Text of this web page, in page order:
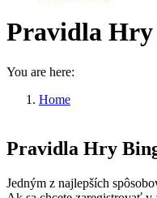
Pravidla Hry
You are here:
Home
Pravidla Hry
Jedným z najlepších